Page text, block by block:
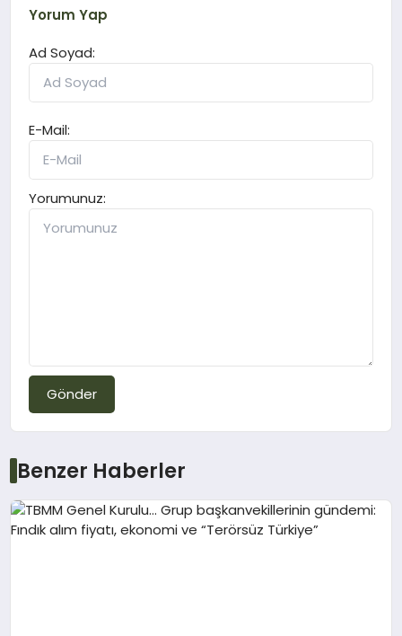
Yorum Yap
Ad Soyad:
E-Mail:
Yorumunuz:
Gönder
Benzer Haberler